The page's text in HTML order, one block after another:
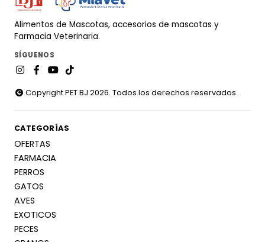
Alimentos de Mascotas, accesorios de mascotas y
Farmacia Veterinaria.
SÍGUENOS
Copyright PET BJ 2026. Todos los derechos reservados.
CATEGORÍAS
OFERTAS
FARMACIA
PERROS
GATOS
AVES
EXOTICOS
PECES